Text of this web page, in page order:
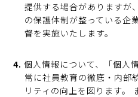
提供する場合がありますが
の保護体制が整っている企
督を実施いたします。
個人情報について、「個人
常に社員教育の徹底・内部
リティの向上を図ります。